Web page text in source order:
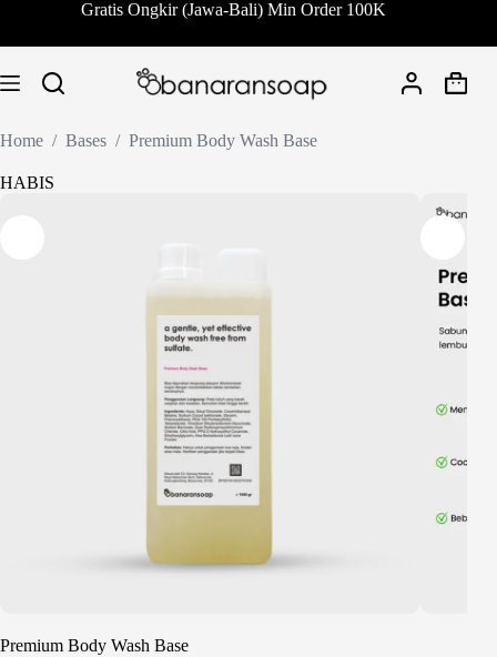
content
Gratis Ongkir (Jawa-Bali) Min Order 100K
Home / Bases / Premium Body Wash Base
HABIS
Premium Body Wash Base